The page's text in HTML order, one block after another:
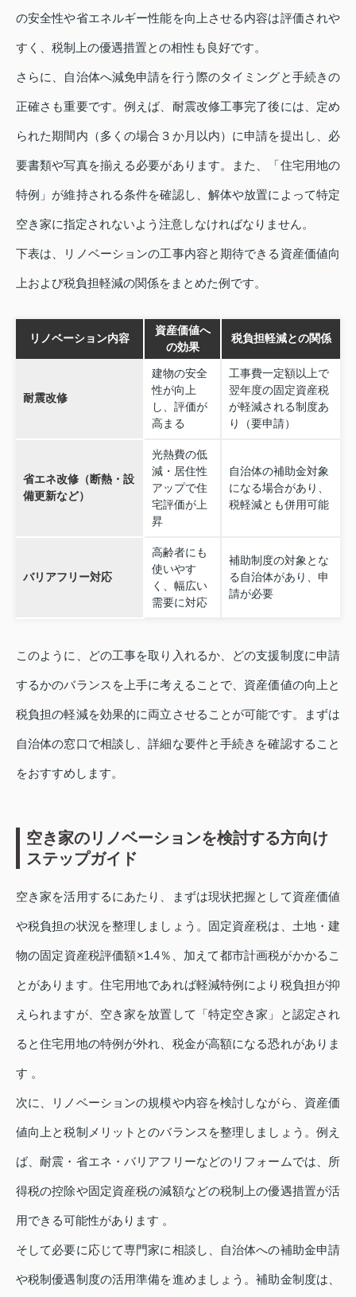
の安全性や省エネルギー性能を向上させる内容は評価されや
すく、税制上の優遇措置との相性も良好です。
さらに、自治体へ減免申請を行う際のタイミングと手続きの
正確さも重要です。例えば、耐震改修工事完了後には、定め
られた期間内（多くの場合３か月以内）に申請を提出し、必
要書類や写真を揃える必要があります。また、「住宅用地の
特例」が維持される条件を確認し、解体や放置によって特定
空き家に指定されないよう注意しなければなりません。
下表は、リノベーションの工事内容と期待できる資産価値向
上および税負担軽減の関係をまとめた例です。
リノベーション内容
資産価値へ
の効果
税負担軽減との関係
耐震改修
建物の安全
性が向上
し、評価が
高まる
工事費一定額以上で
翌年度の固定資産税
が軽減される制度あ
り（要申請）
省エネ改修（断熱・設
備更新など）
光熱費の低
減・居住性
アップで住
宅評価が上
昇
自治体の補助金対象
になる場合があり、
税軽減とも併用可能
バリアフリー対応
高齢者にも
使いやす
く、幅広い
需要に対応
補助制度の対象とな
る自治体があり、申
請が必要
このように、どの工事を取り入れるか、どの支援制度に申請
するかのバランスを上手に考えることで、資産価値の向上と
税負担の軽減を効果的に両立させることが可能です。まずは
自治体の窓口で相談し、詳細な要件と手続きを確認すること
をおすすめします。
空き家のリノベーションを検討する方向け
ステップガイド
空き家を活用するにあたり、まずは現状把握として資産価値
や税負担の状況を整理しましょう。固定資産税は、土地・建
物の固定資産税評価額×1.4％、加えて都市計画税がかかるこ
とがあります。住宅用地であれば軽減特例により税負担が抑
えられますが、空き家を放置して「特定空き家」と認定され
ると住宅用地の特例が外れ、税金が高額になる恐れがありま
す 。
次に、リノベーションの規模や内容を検討しながら、資産価
値向上と税制メリットとのバランスを整理しましょう。例え
ば、耐震・省エネ・バリアフリーなどのリフォームでは、所
得税の控除や固定資産税の減額などの税制上の優遇措置が活
用できる可能性があります 。
そして必要に応じて専門家に相談し、自治体への補助金申請
や税制優遇制度の活用準備を進めましょう。補助金制度は、